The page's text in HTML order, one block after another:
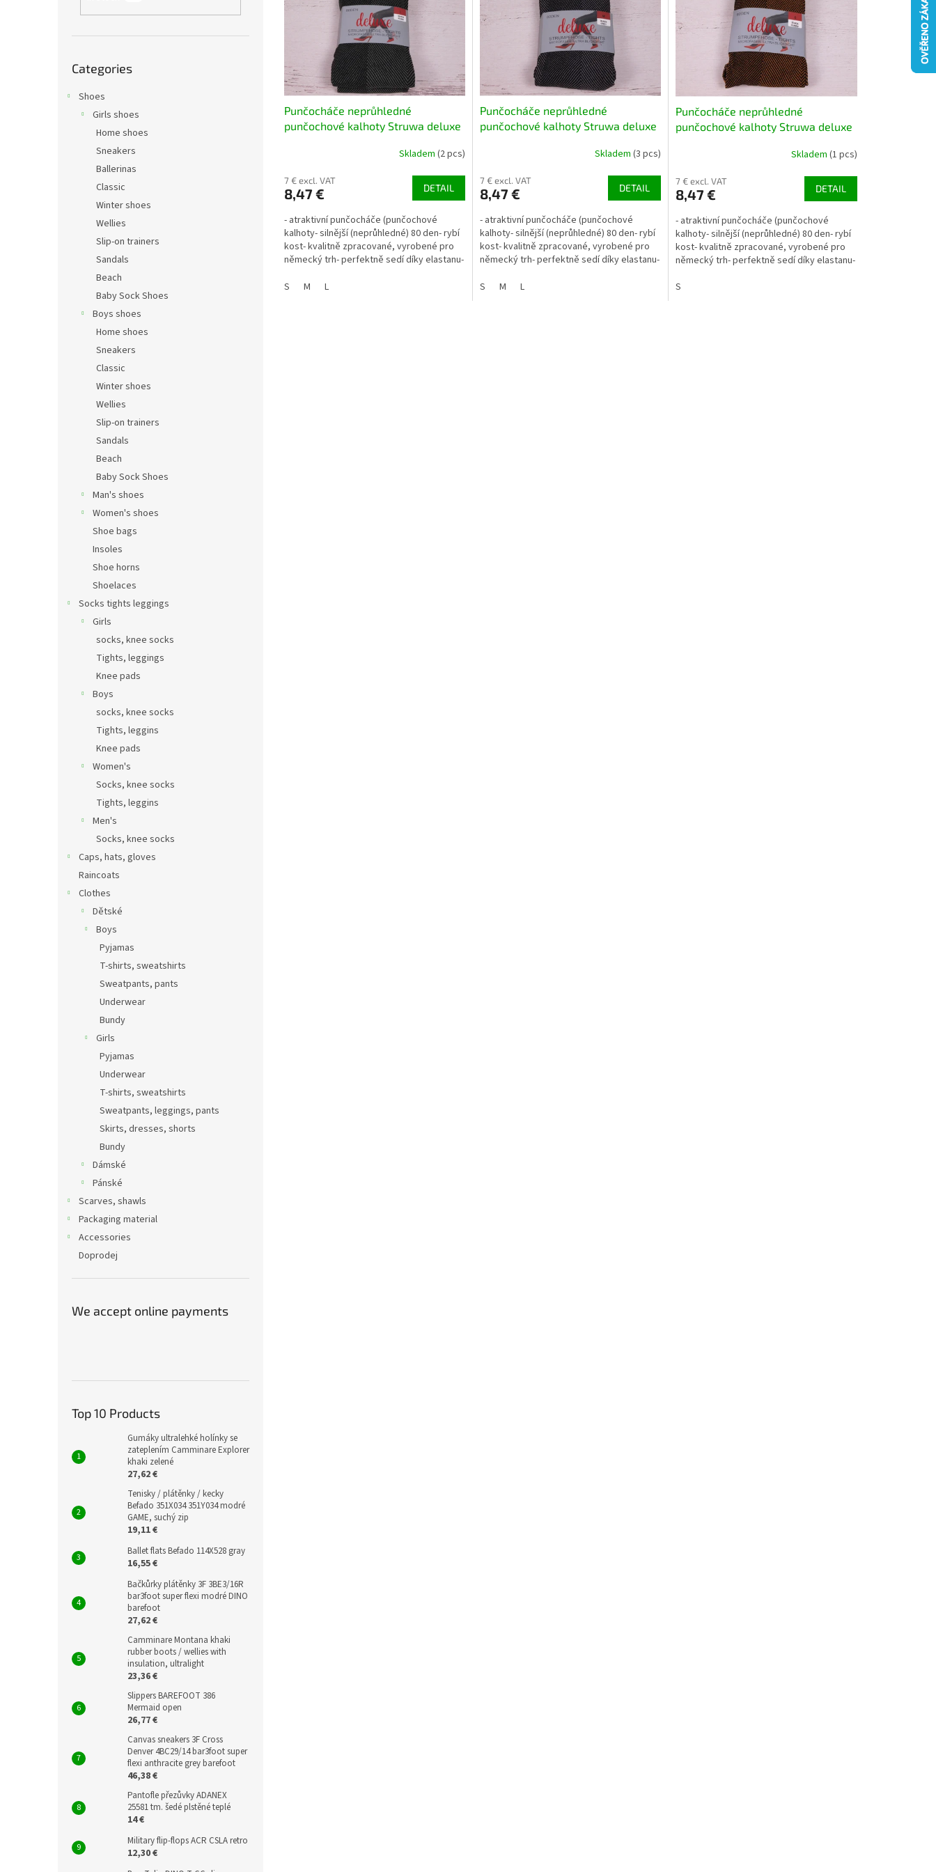
categories
Categories
Shoes
Girls shoes
Home shoes
Sneakers
Ballerinas
Classic
Winter shoes
Wellies
Slip-on trainers
Sandals
Beach
Baby Sock Shoes
Boys shoes
Home shoes
Sneakers
Classic
Winter shoes
Wellies
Slip-on trainers
Sandals
Beach
Baby Sock Shoes
Man's shoes
Women's shoes
Shoe bags
Insoles
Shoe horns
Shoelaces
Socks tights leggings
Girls
socks, knee socks
Tights, leggings
Knee pads
Boys
socks, knee socks
Tights, leggins
Knee pads
Women's
Socks, knee socks
Tights, leggins
Men's
Socks, knee socks
Caps, hats, gloves
Raincoats
Clothes
Dětské
Boys
Pyjamas
T-shirts, sweatshirts
Sweatpants, pants
Underwear
Bundy
Girls
Pyjamas
Underwear
T-shirts, sweatshirts
Sweatpants, leggings, pants
Skirts, dresses, shorts
Bundy
Dámské
Pánské
Scarves, shawls
Packaging material
Accessories
Doprodej
We accept online payments
Top 10 Products
Gumáky ultralehké holínky se
zateplením Camminare Explorer
khaki zelené
27,62 €
Tenisky / plátěnky / kecky
Befado 351X034 351Y034 modré
GAME, suchý zip
19,11 €
Ballet flats Befado 114X528 gray
16,55 €
Bačkůrky plátěnky 3F 3BE3/16R
bar3foot super flexi modré DINO
barefoot
27,62 €
Camminare Montana khaki
rubber boots / wellies with
insulation, ultralight
23,36 €
Slippers BAREFOOT 386
Mermaid open
26,77 €
Canvas sneakers 3F Cross
Denver 4BC29/14 bar3foot super
flexi anthracite grey barefoot
46,38 €
Pantofle přezůvky ADANEX
25581 tm. šedé plstěné teplé
14 €
Military flip-flops ACR CSLA retro
12,30 €
n
Punčocháče neprůhledné
punčochové kalhoty Struwa deluxe
Skladem (2 pcs)
7 € excl. VAT
8,47 € DETAIL
- atraktivní punčocháče (punčochové
kalhoty- silnější (neprůhledné) 80 den- rybí
kost- kvalitně zpracované, vyrobené pro
německý trh- perfektně sedí díky elastanu-
S
M L
Punčocháče neprůhledné
punčochové kalhoty Struwa deluxe
Skladem (3 pcs)
7 € excl. VAT
8,47 € DETAIL
- atraktivní punčocháče (punčochové
kalhoty- silnější (neprůhledné) 80 den- rybí
kost- kvalitně zpracované, vyrobené pro
německý trh- perfektně sedí díky elastanu-
S
M L
Punčocháče neprůhledné
punčochové kalhoty Struwa deluxe
Skladem (1 pcs)
7 € excl. VAT
8,47 € DETAIL
- atraktivní punčocháče (punčochové
kalhoty- silnější (neprůhledné) 80 den- rybí
kost- kvalitně zpracované, vyrobené pro
německý trh- perfektně sedí díky elastanu-
S